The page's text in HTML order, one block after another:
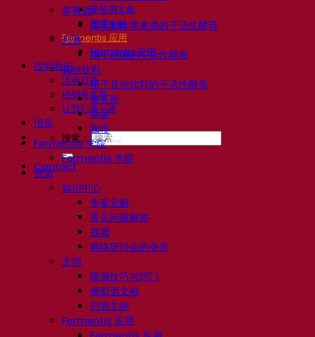
葡萄酒文献
烈酒文献
Fermentis 应用
Fermentis 应用
找到我们
活动日历
经销商名单
让我们谈一谈
消息
搜索：
Contact
苹果酒
用于制作苹果酒的干活性酵母
烈酒
用于烈酒的干活性酵母
其他饮料
用于其他饮料的干活性酵母
克瓦斯
高粱
咖啡
Fermentis 学院
Fermentis 学院
资源
知识中心
专家见解
常见问题解答
视频
网络研讨会的录音
文档
啤酒技巧与窍门
葡萄酒文献
烈酒文献
Fermentis 应用